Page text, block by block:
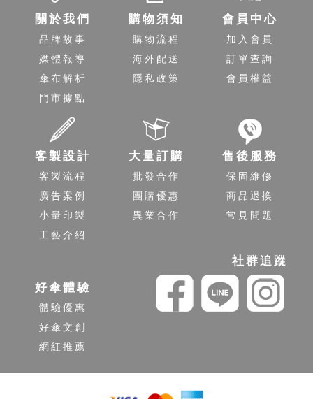
關於我們
品牌故事
媒體報導
傘布解析
門市據點
購物須知
購物流程
海外配送
隱私政策
會員中心
加入會員
訂單查詢
會員權益
客製設計
客製流程
廣告案例
小量印製
工藝介紹
大量訂購
批發合作
團購優惠
異業合作
售後服務
保固維修
商品退換
常見問題
好傘體驗
體驗優惠
好傘文創
網紅推薦
社群追蹤